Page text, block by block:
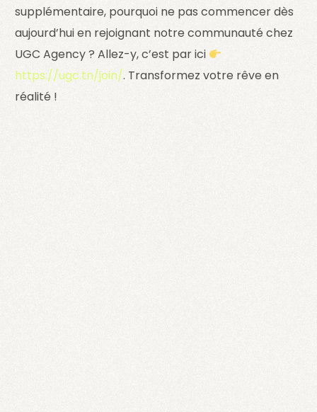
supplémentaire, pourquoi ne pas commencer dès
aujourd’hui en rejoignant notre communauté chez
UGC Agency ? Allez-y, c’est par ici
https://ugc.tn/join/. Transformez votre rêve en
réalité !